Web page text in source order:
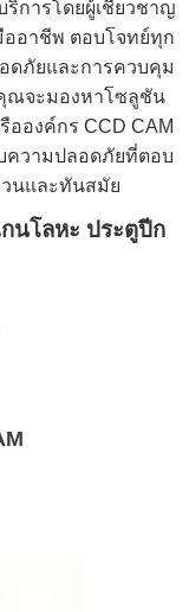
การโดยผู้เชี่ยวชาญ
ออาชีพ ตอบโจทย์ทุก
ดภัยและการควบคุม
ณจะมองหาโซลูชัน
องค์กร CCD CAM
ความปลอดภัยที่ตอบ
นและทันสมัย
นโลหะ ประตูปีก